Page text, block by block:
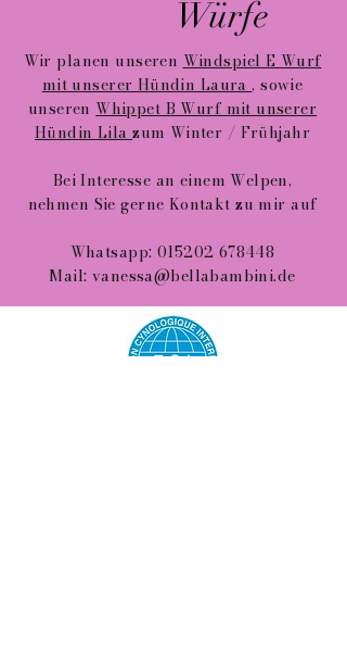
Würfe
Wir planen unseren Windspiel E Wurf
mit unserer Hündin Laura, sowie
unserenWhippet B Wurf mit unserer
Hündin Lilazum Winter / Frühjahr
Bei Interesse an einem Welpen,
nehmen Sie gerne Kontakt zu mir auf
Whatsapp: 015202 678448
Mail: vanessa@bellabambini.de